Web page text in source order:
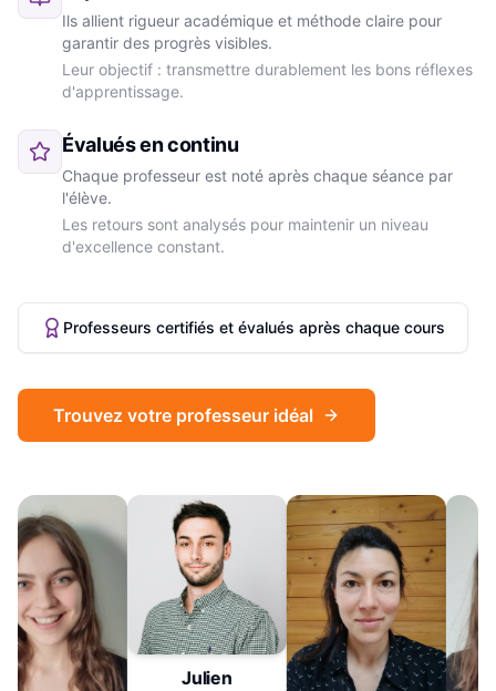
Julien
Ils allient rigueur académique et méthode claire pour
garantir des progrès visibles.
Leur objectif : transmettre durablement les bons réflexes
d'apprentissage.
Évalués en continu
Chaque professeur est noté après chaque séance par
l'élève.
Les retours sont analysés pour maintenir un niveau
d'excellence constant.
Professeurs certifiés et évalués après chaque cours
Trouvez votre professeur idéal